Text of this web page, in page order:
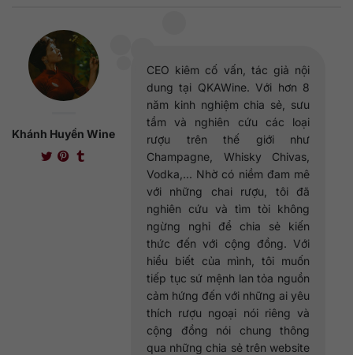
Khánh Huyền Wine
CEO kiêm cố vấn, tác giả nội
dung tại QKAWine. Với hơn 8
năm kinh nghiệm chia sẻ, sưu
tầm và nghiên cứu các loại
rượu trên thế giới như
Champagne, Whisky Chivas,
Vodka,... Nhờ có niềm đam mê
với những chai rượu, tôi đã
nghiên cứu và tìm tòi không
ngừng nghỉ để chia sẻ kiến
thức đến với cộng đồng. Với
hiểu biết của mình, tôi muốn
tiếp tục sứ mệnh lan tỏa nguồn
cảm hứng đến với những ai yêu
thích rượu ngoại nói riêng và
cộng đồng nói chung thông
qua những chia sẻ trên website